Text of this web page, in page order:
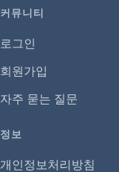
커뮤니티
로그인
회원가입
자주 묻는 질문
정보
개인정보처리방침